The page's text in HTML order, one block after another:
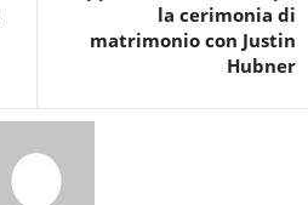
la cerimonia di
matrimonio con Justin
Hubner